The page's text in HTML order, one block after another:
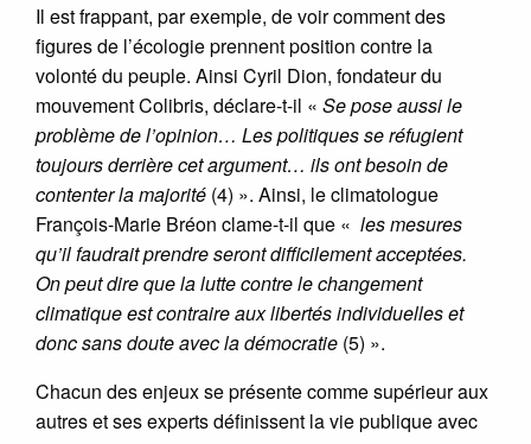
Il est frappant, par exemple, de voir comment des
figures de l’écologie prennent position contre la
volonté du peuple. Ainsi Cyril Dion, fondateur du
mouvement Colibris, déclare-t-il « Se pose aussi le
problème de l’opinion… Les politiques se réfugient
toujours derrière cet argument… ils ont besoin de
contenter la majorité (4) ». Ainsi, le climatologue
François-Marie Bréon clame-t-il que « les mesures
qu’il faudrait prendre seront difficilement acceptées.
On peut dire que la lutte contre le changement
climatique est contraire aux libertés individuelles et
donc sans doute avec la démocratie (5) ».
Chacun des enjeux se présente comme supérieur aux
autres et ses experts définissent la vie publique avec